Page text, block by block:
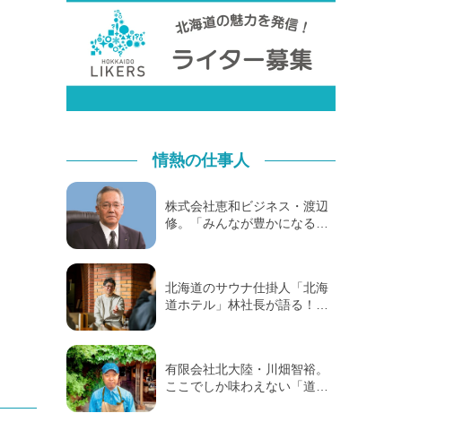
情熱の仕事人
株式会社恵和ビジネス・渡辺
修。「みんなが豊かになる…
北海道のサウナ仕掛人「北海
道ホテル」林社長が語る！…
有限会社北大陸・川畑智裕。
ここでしか味わえない「道…